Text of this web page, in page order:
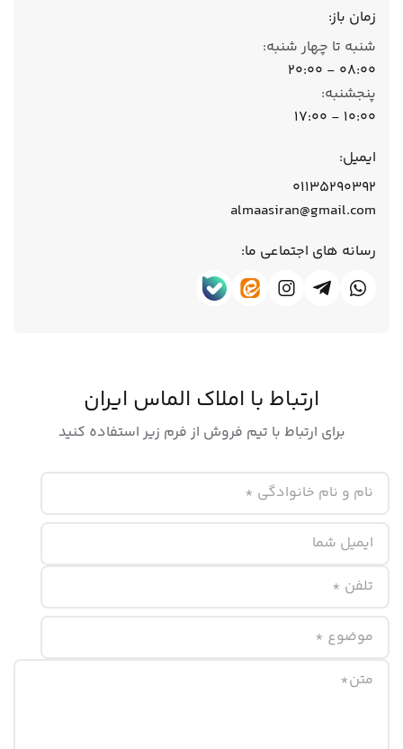
زمان باز:
شنبه تا چهار شنبه:
08:00 - 20:00
پنجشنبه:
10:00 - 17:00
ایمیل:
01135290392
almaasiran@gmail.com
رسانه های اجتماعی ما:
ارتباط با املاک الماس ایران
برای ارتباط با تیم فروش از فرم زیر استفاده کنید